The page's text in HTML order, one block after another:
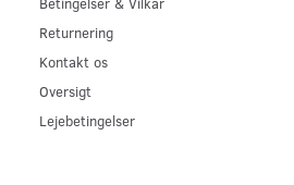
Returnering
Kontakt os
Oversigt
Lejebetingelser